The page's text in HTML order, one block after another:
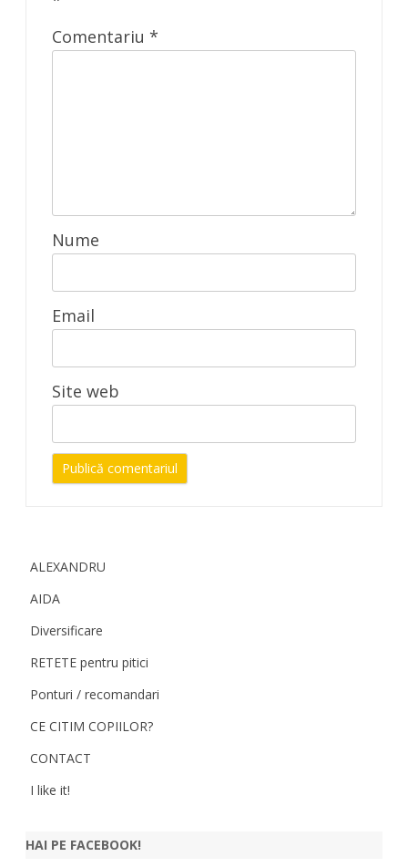
Comentariu *
Nume
Email
Site web
ALEXANDRU
AIDA
Diversificare
RETETE pentru pitici
Ponturi / recomandari
CE CITIM COPIILOR?
CONTACT
I like it!
HAI PE FACEBOOK!